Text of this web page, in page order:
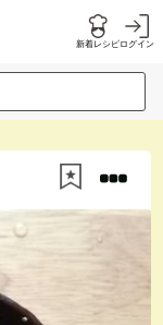
新着レシピログイン